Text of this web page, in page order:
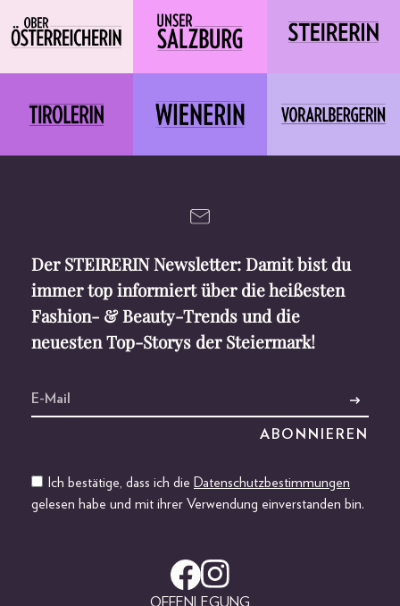
Der STEIRERIN Newsletter: Damit bist du
immer top informiert über die heißesten
Fashion- & Beauty-Trends und die
neuesten Top-Storys der Steiermark!
Ich bestätige, dass ich die Datenschutzbestimmungen
gelesen habe und mit ihrer Verwendung einverstanden bin.
OFFENLEGUNG